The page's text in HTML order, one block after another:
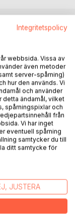
om en
Aposteln
år 327 blev
våra
kultur.
fientliga
sin nationella
sin frihet som
tro och kärlek.
och en
Integritetspolicy
webbsida. Vissa av
även metoder
server-spårning)
hur den används. Vi
och använder
ändamål, vilket
spårningspixlar och
från
Vi har inget
eventuell spårning
samtycker du till
ditt samtycke för
JUSTERA